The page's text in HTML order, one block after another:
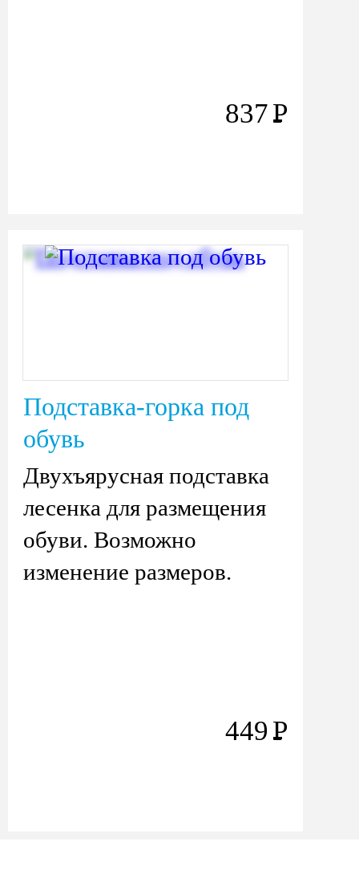
837Р
Подставка-горка под
обувь
Двухъярусная подставка
лесенка для размещения
обуви. Возможно
изменение размеров.
449 Р